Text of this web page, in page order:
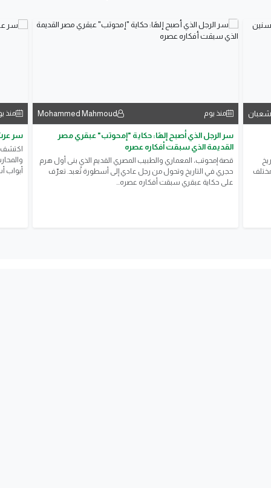
منذ يوم Mohammed Mahmoud
سر الرجل الذي أصبح إلهًا: حكاية "إمحوتب" عبقري مصر
القديمة الذي سبقت أفكاره عصره
قصة إمحوتب، المعماري والطبيب المصري القديم الذي بنى أول هرم
حجري في التاريخ وتحول من رجل عادي إلى أسطورة تُعبد. تعرّف
على حكاية عبقري سبقت أفكاره عصره...
منذ
سر
اكتشف
أبواب